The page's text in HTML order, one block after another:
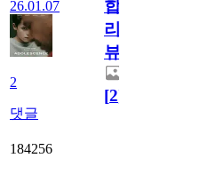
26.01.07
2
댓글
합
리
뷰
[2]
184256